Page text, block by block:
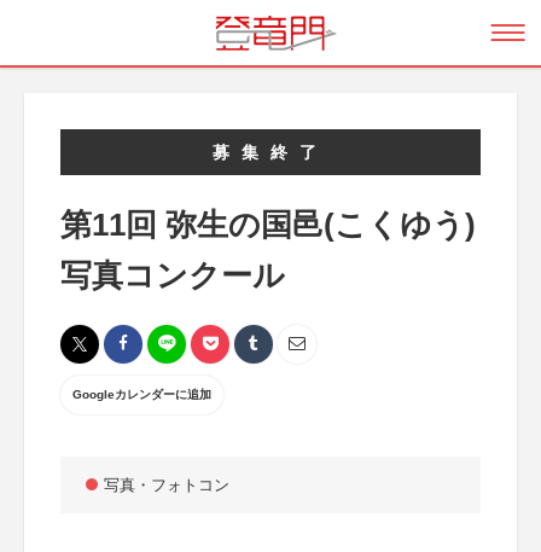
募集終了
第11回 弥生の国邑(こくゆう)
写真コンクール
Googleカレンダーに追加
写真・フォトコン